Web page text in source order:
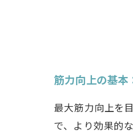
筋力向上の基本
最大筋力向上を
で、より効果的